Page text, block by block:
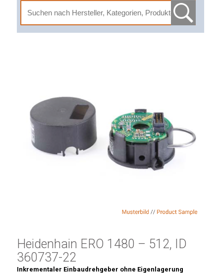
Heidenhain ERO 1480 – 512, ID
360737-22
Inkrementaler Einbaudrehgeber ohne Eigenlagerung